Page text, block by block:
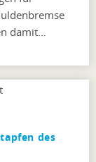
damit…
des